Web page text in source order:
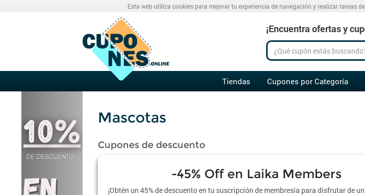
Esta web utiliza cookies para mejorar tu experiencia de navegación y realizar tareas
¡Encuentra ofertas y
Tiendas Cupones por Categoría
Mascotas
Cupones de descuento
-45% Off en Laika Members
¡Obtén un 45% de descuento en tu suscripción de membresía para disfrutar de